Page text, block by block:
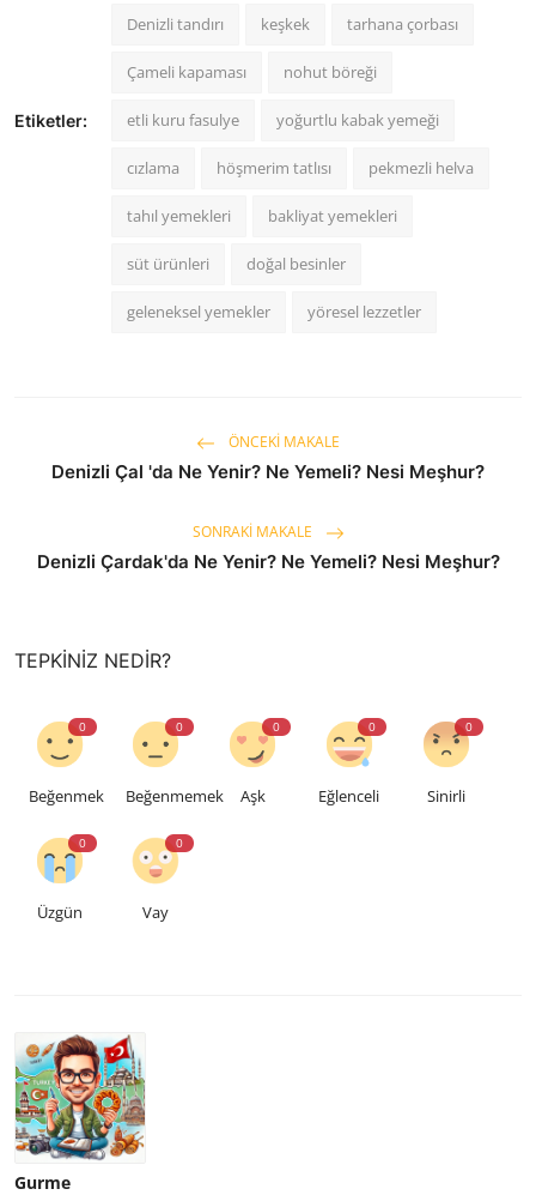
Etiketler:
Denizli tandırı keşkek tarhana çorbası
Çameli kapaması nohut böreği
etli kuru fasulye yoğurtlu kabak yemeği
cızlama höşmerim tatlısı pekmezli helva
tahıl yemekleri bakliyat yemekleri
süt ürünleri doğal besinler
geleneksel yemekler yöresel lezzetler
ÖNCEKI MAKALE
Denizli Çal 'da Ne Yenir? Ne Yemeli? Nesi Meşhur?
SONRAKI MAKALE
Denizli Çardak'da Ne Yenir? Ne Yemeli? Nesi Meşhur?
TEPKINIZ NEDIR?
0
Beğenmek
0
Beğenmemek
0
Aşk
0
Eğlenceli
0
Sinirli
0
Üzgün
0
Vay
Gurme